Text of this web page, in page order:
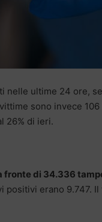
nelle ultime 24 ore,
sono invece
26% di ieri.
fronte di 34.336
positivi erano 9.747.